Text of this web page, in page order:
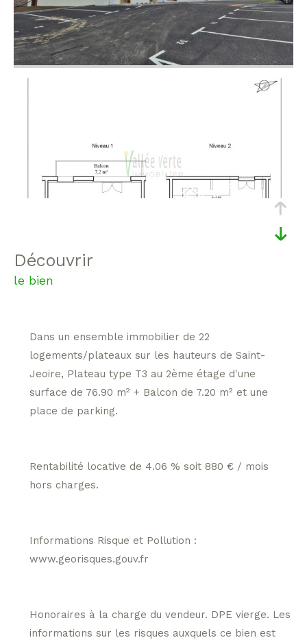
découvrir
le bien
Dans un ensemble immobilier de 22
logements/plateaux sur les hauteurs de Saint-
Jeoire, Plateau type T3 au 2ème étage d'une
surface de 76.90 m² + Balcon de 7.20 m² et une
place de parking.
Rentabilité locative de 4.06 % soit 880 € / mois
hors charges.
Informations Risque et Pollution :
www.georisques.gouv.fr
Honoraires à la charge du vendeur. DPE vierge. Les
informations sur les risques auxquels ce bien est